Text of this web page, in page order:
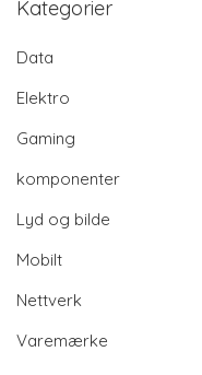
Kategorier
Data
Elektro
Gaming
komponenter
Lyd og bilde
Mobilt
Nettverk
Varemærke